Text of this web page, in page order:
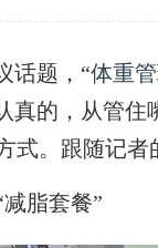
话题，“体重
真的，从管
式。跟随记
脂套餐”